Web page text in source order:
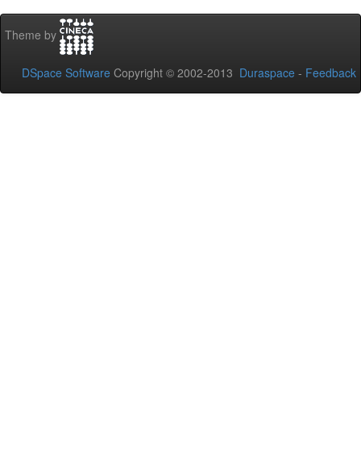
Theme by
DSpace Software Copyright © 2002-2013 Duraspace - Feedback